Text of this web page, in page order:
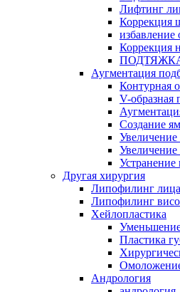
Лифтинг
Коррекция
избавление
Коррекция
Аугментация
Контурная
V-образная
Создание
Увеличение
Устранение
Другая хирургия
Липофилинг лица
Липофилинг
Хейлопластика
Пластика
Андрология